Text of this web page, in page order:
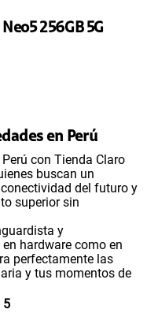
256GB 5G
en Perú
Perú con Tienda Claro
buscan un
del futuro y
superior sin
y
hardware como en
perfectamente las
y tus momentos de
5